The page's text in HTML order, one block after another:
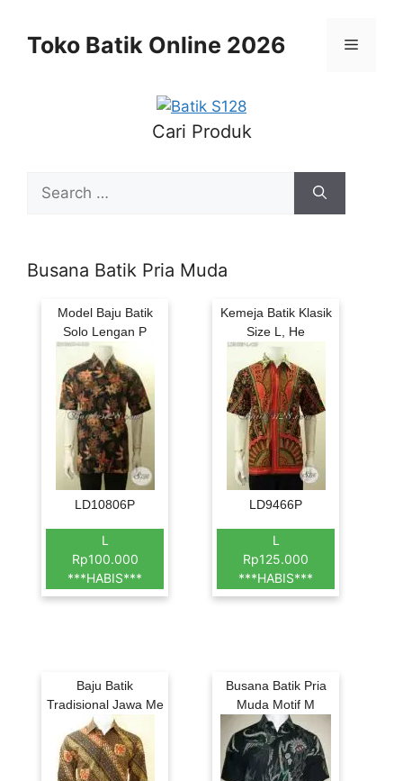
contentToko Batik Online 2026 Menu
Cari Produk
for:
Busana Batik Pria Muda
Model Baju Batik
Solo Lengan P
LD10806P
L
Rp100.000
***HABIS***
Kemeja Batik Klasik
Size L, He
LD9466P
L
Rp125.000
***HABIS***
Baju Batik
Tradisional Jawa Me
Busana Batik Pria
Muda Motif M